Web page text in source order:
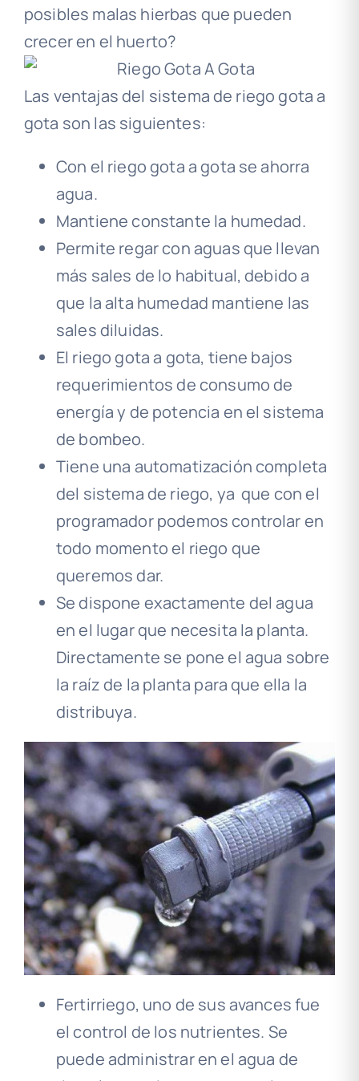
posibles malas hierbas que pueden
crecer en el huerto?
Las ventajas del sistema de riego gota a
gota son las siguientes:
Con el riego gota a gota se ahorra
agua.
Mantiene constante la humedad.
Permite regar con aguas que llevan
más sales de lo habitual, debido a
que la alta humedad mantiene las
sales diluidas.
El riego gota a gota, tiene bajos
requerimientos de consumo de
energía y de potencia en el sistema
de bombeo.
Tiene una automatización completa
del sistema de riego, ya que con el
programador podemos controlar en
todo momento el riego que
queremos dar.
Se dispone exactamente del agua
en el lugar que necesita la planta.
Directamente se pone el agua sobre
la raíz de la planta para que ella la
distribuya.
Fertirriego, uno de sus avances fue
el control de los nutrientes. Se
puede administrar en el agua de